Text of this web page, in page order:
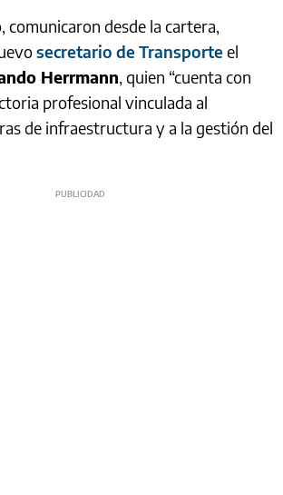
comunicaron desde la cartera,
secretario de Transporteel
Herrmann, quien “cuenta con
profesional vinculada al
de infraestructura y a la gestión del